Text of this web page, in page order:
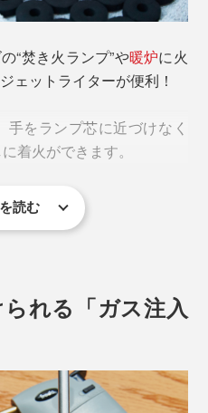
“焚き火ランプ”や暖炉に火
ェットライターが便利！
をランプ芯に近づけなく
着火ができます。
読む
れる「ガス注入